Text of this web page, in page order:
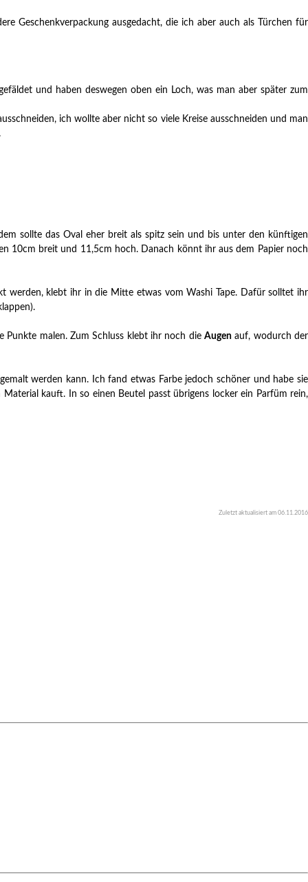
Geschenkverpackung ausgedacht, die ich aber auch als Türchen für
und haben deswegen oben ein Loch, was man aber später zum
ich wollte aber nicht so viele Kreise ausschneiden und man
sollte das Oval eher breit als spitz sein und bis unter den künftigen
10cm breit und 11,5cm hoch. Danach könnt ihr aus dem Papier noch
werden, klebt ihr in die Mitte etwas vom Washi Tape. Dafür solltet ihr
malen. Zum Schluss klebt ihr noch die Augen auf, wodurch der
werden kann. Ich fand etwas Farbe jedoch schöner und habe sie
kauft. In so einen Beutel passt übrigens locker ein Parfüm rein,
Zuletzt aktualisiert am 06.11.2016